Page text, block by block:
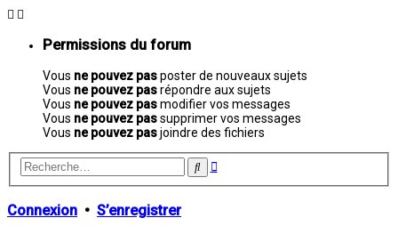
Permissions du forum
Vous ne pouvez pasposter de nouveaux sujets
Vous ne pouvez pasrépondre aux sujets
Vous ne pouvez pasmodifier vos messages
Vous ne pouvez passupprimer vos messages
Vous ne pouvez pasjoindre des fichiers
Rechercher
Recherche
Connexion • S’enregistrer